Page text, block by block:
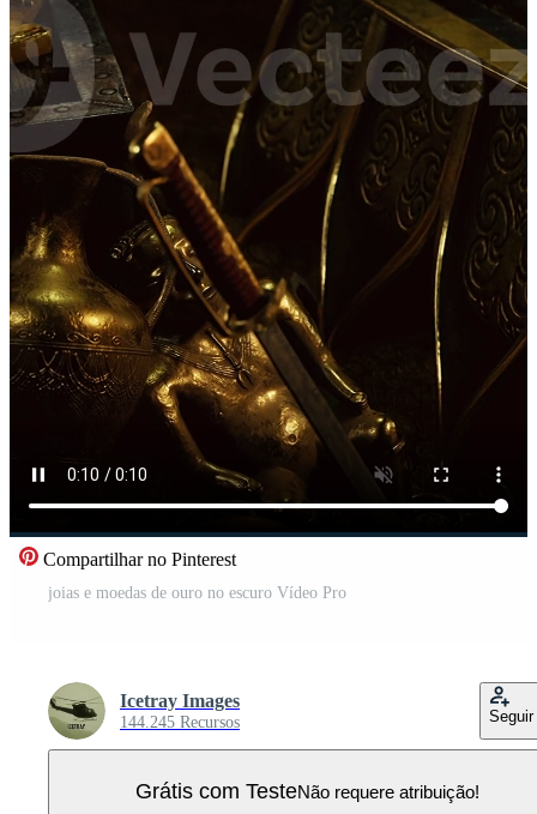
Compartilhar no Pinterest
joias e moedas de ouro no escuro Vídeo Pro
Icetray Images
144.245 Recursos Seguir
Grátis com TesteNão requere atribuição!